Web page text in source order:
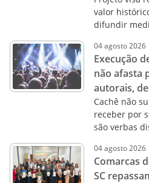
valor
difundir
04agosto2026
Execução
não afasta
autorais,
Cachê não
receber por
são verbas
04agosto2026
Comarcas
SC